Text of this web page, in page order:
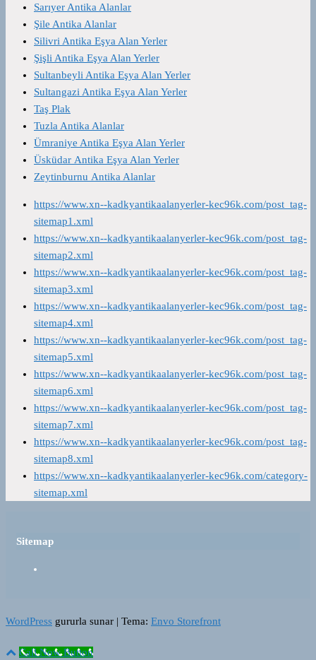
Sarıyer Antika Alanlar
Şile Antika Alanlar
Silivri Antika Eşya Alan Yerler
Şişli Antika Eşya Alan Yerler
Sultanbeyli Antika Eşya Alan Yerler
Sultangazi Antika Eşya Alan Yerler
Taş Plak
Tuzla Antika Alanlar
Ümraniye Antika Eşya Alan Yerler
Üsküdar Antika Eşya Alan Yerler
Zeytinburnu Antika Alanlar
https://www.xn--kadkyantikaalanyerler-kec96k.com/post_tag-
sitemap1.xml
https://www.xn--kadkyantikaalanyerler-kec96k.com/post_tag-
sitemap2.xml
https://www.xn--kadkyantikaalanyerler-kec96k.com/post_tag-
sitemap3.xml
https://www.xn--kadkyantikaalanyerler-kec96k.com/post_tag-
sitemap4.xml
https://www.xn--kadkyantikaalanyerler-kec96k.com/post_tag-
sitemap5.xml
https://www.xn--kadkyantikaalanyerler-kec96k.com/post_tag-
sitemap6.xml
https://www.xn--kadkyantikaalanyerler-kec96k.com/post_tag-
sitemap7.xml
https://www.xn--kadkyantikaalanyerler-kec96k.com/post_tag-
sitemap8.xml
https://www.xn--kadkyantikaalanyerler-kec96k.com/category-
sitemap.xml
Sitemap
WordPress gururla sunar | Tema: Envo Storefront
Call Now Button